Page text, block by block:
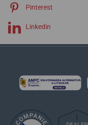
Pinterest
Linkedin